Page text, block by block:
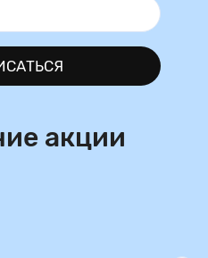
акции